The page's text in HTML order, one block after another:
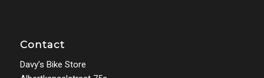
Contact
Davy’s Bike Store